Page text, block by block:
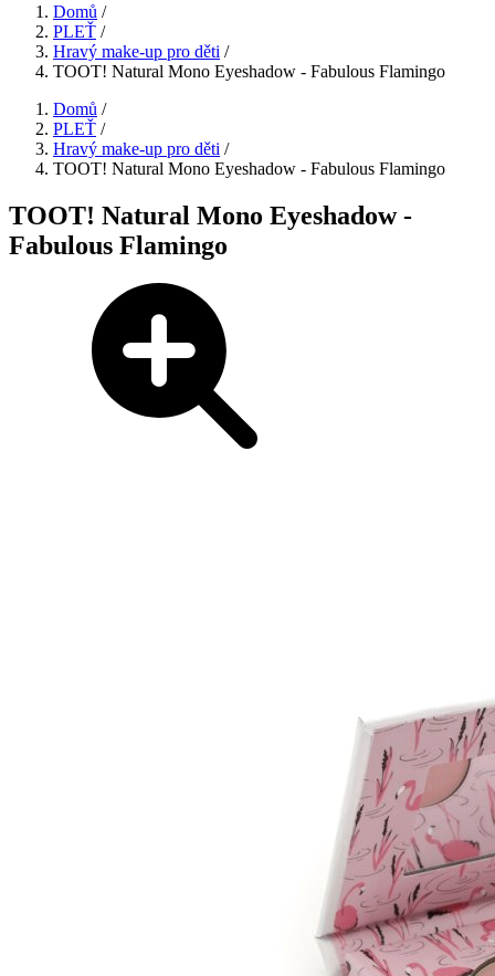
Domů /
PLEŤ /
Hravý make-up pro děti /
TOOT! Natural Mono Eyeshadow - Fabulous Flamingo
Domů /
PLEŤ /
Hravý make-up pro děti /
TOOT! Natural Mono Eyeshadow - Fabulous Flamingo
TOOT! Natural Mono Eyeshadow -
Fabulous Flamingo